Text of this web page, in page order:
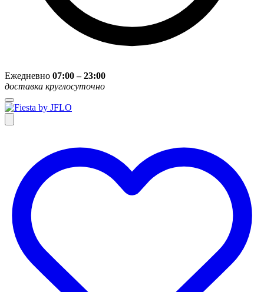
Ежедневно 07:00 – 23:00
доставка круглосуточно